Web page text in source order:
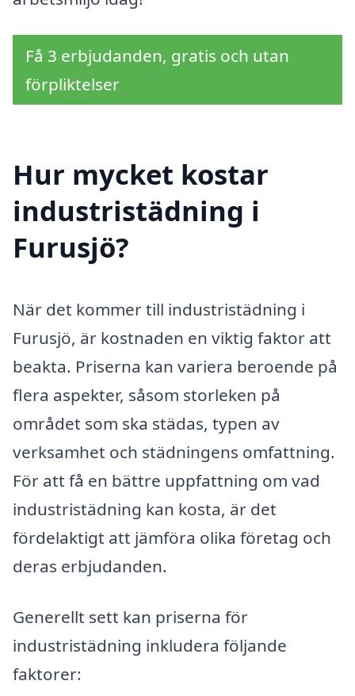
Få 3 erbjudanden, gratis och utan
förpliktelser
Hur mycket kostar
industristädning i
Furusjö?
När det kommer till industristädning i
Furusjö, är kostnaden en viktig faktor att
beakta. Priserna kan variera beroende på
flera aspekter, såsom storleken på
området som ska städas, typen av
verksamhet och städningens omfattning.
För att få en bättre uppfattning om vad
industristädning kan kosta, är det
fördelaktigt att jämföra olika företag och
deras erbjudanden.
Generellt sett kan priserna för
industristädning inkludera följande
faktorer: